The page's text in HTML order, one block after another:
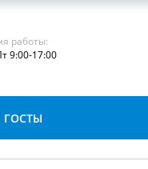
работы:
9:00-17:00
ГОСТЫ